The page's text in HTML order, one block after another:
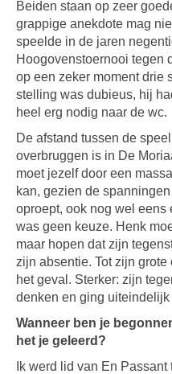
Beiden staan op zeer
grappige anekdote mag
speelde in de jaren
Hoogovenstoernooi tegen
op een zeker moment drie
stelling was dubieus, hij
heel erg nodig naar de wc.
De afstand tussen de
overbruggen is in De
moet jezelf door een
kan, gezien de
oproept, ook nog wel eens
was geen keuze. Henk
maar hopen dat zijn
zijn absentie. Tot zijn
het geval. Sterker: zijn
denken en ging
Wanneer ben je
het je geleerd?
Ik werd lid van En